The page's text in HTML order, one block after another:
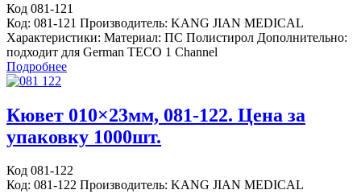
Код 081-121
Код: 081-121 Производитель: KANG JIAN MEDICAL
Характеристики: Материал: ПС Полистирол Дополнительно:
подходит для German TECO 1 Channel
Подробнее
Кювет 010×23мм, 081-122. Цена за
упаковку 1000шт.
Код 081-122
Код: 081-122 Производитель: KANG JIAN MEDICAL